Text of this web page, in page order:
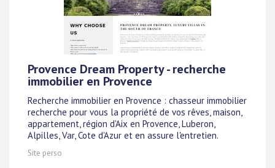
Provence Dream Property - recherche
immobilier en Provence
Recherche immobilier en Provence : chasseur immobilier
recherche pour vous la propriété de vos rêves, maison,
appartement, région d'Aix en Provence, Luberon,
Alpilles, Var, Cote d'Azur et en assure l'entretien.
Site perso